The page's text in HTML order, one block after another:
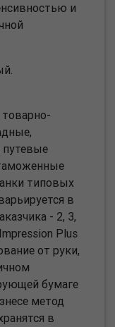
и
путевые
типовых
в
- 2, 3,
Plus
от руки,
бумаге
метод
в